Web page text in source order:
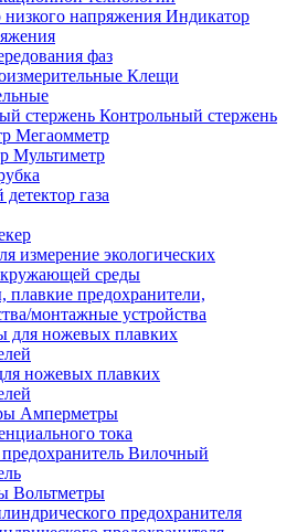
Индикатор
фаз
Клещи
Контрольный стержень
Мегаомметр
Мультиметр
газа
измерение экологических
среды
плавкие предохранители,
монтажные устройства
ножевых плавких
Амперметры
тока
Вилочный
Вольтметры